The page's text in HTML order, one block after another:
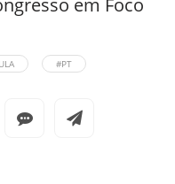
em Foco
#PT